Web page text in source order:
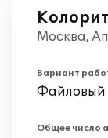
Колорит
Москва,
Вариант
Файловый
Общее число